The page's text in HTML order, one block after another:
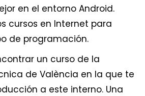
en el entorno Android.
cursos en Internet para
de programación.
un curso de la
de València en la que te
a este interno. Una